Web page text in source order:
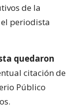
de la
periodista
quedaron
citación de
Público